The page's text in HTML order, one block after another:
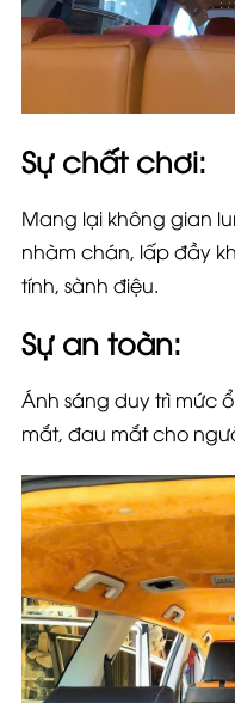
Sự chất chơi:
Mang lại không gian
nhàm chán, lấp đầy
tính, sành điệu.
Sự an toàn:
Ánh sáng duy trì mức
mắt, đau mắt cho